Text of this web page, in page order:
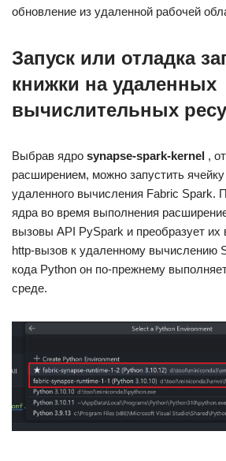
обновление из удаленной рабочей
Запуск или отладка
книжки на удаленных
вычислительных
Выбрав ядро synapse-spark-kernel ,
расширением, можно запустить
удаленного вычисления Fabric Spark.
ядра во время выполнения
вызовы API PySpark и преобразует их
http-вызов к удаленному вычислению
кода Python он по-прежнему
среде.